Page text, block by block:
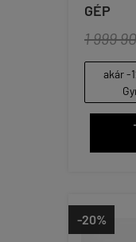
GÉP
1 999
akár -
-20%